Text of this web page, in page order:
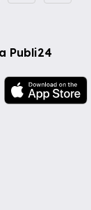
Publi24